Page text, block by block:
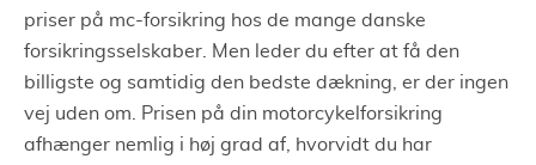
priser på mc-forsikring hos de mange danske
forsikringsselskaber. Men leder du efter at få den
billigste og samtidig den bedste dækning, er der ingen
vej uden om. Prisen på din motorcykelforsikring
afhænger nemlig i høj grad af, hvorvidt du har